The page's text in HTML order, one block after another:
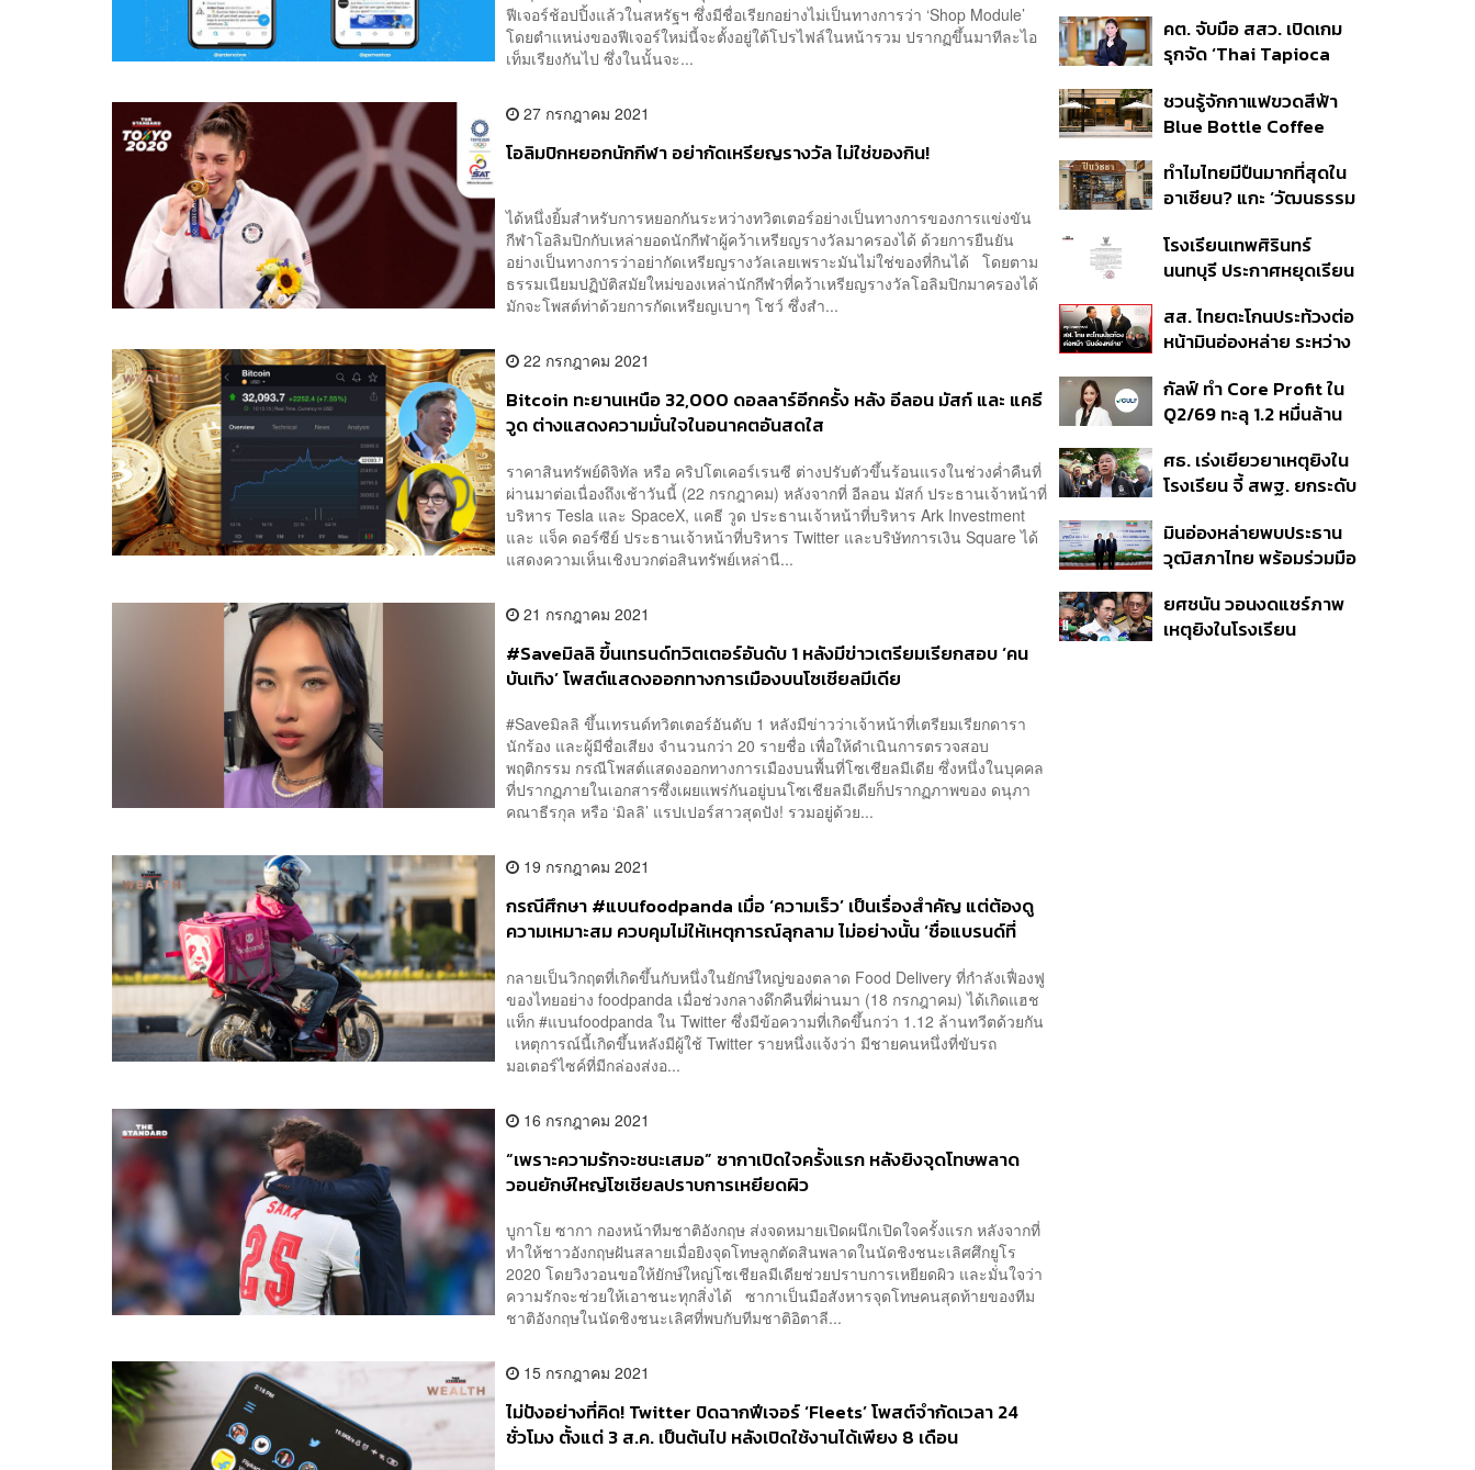
ฟีเจอร์ช้อปปิ้งแล้วในสหรัฐฯ ซึ่งมีชื่อเรียกอย่างไม่เป็นทางการว่า ‘Shop Module’
โดยตำแหน่งของฟีเจอร์ใหม่นี้จะตั้งอยู่ใต้โปรไฟล์ในหน้ารวม ปรากฏขึ้นมาทีละไอ
เท็มเรียงกันไป ซึ่งในนั้นจะ...
27 กรกฎาคม 2021
โอลิมปิกหยอกนักกีฬา อย่ากัดเหรียญรางวัล ไม่ใช่ของกิน!
ได้หนึ่งยิ้มสำหรับการหยอกกันระหว่างทวิตเตอร์อย่างเป็นทางการของการแข่งขัน
กีฬาโอลิมปิกกับเหล่ายอดนักกีฬาผู้คว้าเหรียญรางวัลมาครองได้ ด้วยการยืนยัน
อย่างเป็นทางการว่าอย่ากัดเหรียญรางวัลเลยเพราะมันไม่ใช่ของที่กินได้ โดยตาม
ธรรมเนียมปฏิบัติสมัยใหม่ของเหล่านักกีฬาที่คว้าเหรียญรางวัลโอลิมปิกมาครองได้
มักจะโพสต์ท่าด้วยการกัดเหรียญเบาๆ โชว์ ซึ่งสำ...
22 กรกฎาคม 2021
Bitcoin ทะยานเหนือ 32,000 ดอลลาร์อีกครั้ง หลัง อีลอน มัสก์ และ แคธี
วูด ต่างแสดงความมั่นใจในอนาคตอันสดใส
ราคาสินทรัพย์ดิจิทัล หรือ คริปโตเคอร์เรนซี ต่างปรับตัวขึ้นร้อนแรงในช่วงค่ำคืนที่
ผ่านมาต่อเนื่องถึงเช้าวันนี้ (22 กรกฎาคม) หลังจากที่ อีลอน มัสก์ ประธานเจ้าหน้าที่
บริหาร Tesla และ SpaceX, แคธี วูด ประธานเจ้าหน้าที่บริหาร Ark Investment
และ แจ็ค ดอร์ซีย์ ประธานเจ้าหน้าที่บริหาร Twitter และบริษัทการเงิน Square ได้
แสดงความเห็นเชิงบวกต่อสินทรัพย์เหล่านี...
21 กรกฎาคม 2021
#Saveมิลลิ ขึ้นเทรนด์ทวิตเตอร์อันดับ 1 หลังมีข่าวเตรียมเรียกสอบ ‘คน
บันเทิง’ โพสต์แสดงออกทางการเมืองบนโซเชียลมีเดีย
#Saveมิลลิ ขึ้นเทรนด์ทวิตเตอร์อันดับ 1 หลังมีข่าวว่าเจ้าหน้าที่เตรียมเรียกดารา
นักร้อง และผู้มีชื่อเสียง จำนวนกว่า 20 รายชื่อ เพื่อให้ดำเนินการตรวจสอบ
พฤติกรรม กรณีโพสต์แสดงออกทางการเมืองบนพื้นที่โซเชียลมีเดีย ซึ่งหนึ่งในบุคคล
ที่ปรากฏภายในเอกสารซึ่งเผยแพร่กันอยู่บนโซเชียลมีเดียก็ปรากฏภาพของ ดนุภา
คณาธีรกุล หรือ ‘มิลลิ’ แรปเปอร์สาวสุดปัง! รวมอยู่ด้วย...
19 กรกฎาคม 2021
กรณีศึกษา #แบนfoodpanda เมื่อ ‘ความเร็ว’ เป็นเรื่องสำคัญ แต่ต้องดู
ความเหมาะสม ควบคุมไม่ให้เหตุการณ์ลุกลาม ไม่อย่างนั้น ‘ชื่อแบรนด์ที่
กลายเป็นวิกฤตที่เกิดขึ้นกับหนึ่งในยักษ์ใหญ่ของตลาด Food Delivery ที่กำลังเฟื่องฟู
ของไทยอย่าง foodpanda เมื่อช่วงกลางดึกคืนที่ผ่านมา (18 กรกฎาคม) ได้เกิดแฮช
แท็ก #แบนfoodpanda ใน Twitter ซึ่งมีข้อความที่เกิดขึ้นกว่า 1.12 ล้านทวีตด้วยกัน
เหตุการณ์นี้เกิดขึ้นหลังมีผู้ใช้ Twitter รายหนึ่งแจ้งว่า มีชายคนหนึ่งที่ขับรถ
มอเตอร์ไซค์ที่มีกล่องส่งอ...
16 กรกฎาคม 2021
“เพราะความรักจะชนะเสมอ” ซากาเปิดใจครั้งแรก หลังยิงจุดโทษพลาด
วอนยักษ์ใหญ่โซเชียลปราบการเหยียดผิว
บูกาโย ซากา กองหน้าทีมชาติอังกฤษ ส่งจดหมายเปิดผนึกเปิดใจครั้งแรก หลังจากที่
ทำให้ชาวอังกฤษฝันสลายเมื่อยิงจุดโทษลูกตัดสินพลาดในนัดชิงชนะเลิศศึกยูโร
2020 โดยวิงวอนขอให้ยักษ์ใหญ่โซเชียลมีเดียช่วยปราบการเหยียดผิว และมั่นใจว่า
ความรักจะช่วยให้เอาชนะทุกสิ่งได้ ซากาเป็นมือสังหารจุดโทษคนสุดท้ายของทีม
ชาติอังกฤษในนัดชิงชนะเลิศที่พบกับทีมชาติอิตาลี...
15 กรกฎาคม 2021
ไม่ปังอย่างที่คิด! Twitter ปิดฉากฟีเจอร์ ‘Fleets’ โพสต์จำกัดเวลา 24
ชั่วโมง ตั้งแต่ 3 ส.ค. เป็นต้นไป หลังเปิดใช้งานได้เพียง 8 เดือน
นนทบุรี ชี้โรงเรียนควรเป็น
พื้นที่ปลอดภัย
คต. จับมือ สสว. เปิดเกม
รุกจัด ‘Thai Tapioca
แข็งแกร่ง ยกระดับความ
เชื่อมั่นมันสำปะหลังไทยใน
ชวนรู้จักกาแฟขวดสีฟ้า
Blue Bottle Coffee
และมีอะไรน่าสนใจบ้าง?
ทำไมไทยมีปืนมากที่สุดใน
อาเซียน? แกะ ‘วัฒนธรรม
โหว่ และปืนเถื่อนเข้าถึงง่าย
โรงเรียนเทพศิรินทร์
นนทบุรี ประกาศหยุดเรียน
หลังเกิดเหตุฉุกเฉินภายใน
สถานศึกษา
สส. ไทยตะโกนประท้วงต่อ
หน้ามินอ่องหล่าย ระหว่าง
เป็น ‘จุดตกต่ำ’ ของ
ยุทธศาสตร์การทูตไทย
กัลฟ์ ทำ Core Profit ใน
Q2/69 ทะลุ 1.2 หมื่นล้าน
ประวัติการณ์ ตั้งเป้าราย
ได้-EBITDA ปี 69 โต 12-
PPA-โซลาร์ฟาร์มชุมชน
ศธ. เร่งเยียวยาเหตุยิงใน
โรงเรียน จี้ สพฐ. ยกระดับ
ผบ.ตร. สั่งเช็กประวัติผู้ก่อ
เหตุ หลังพบยิงจุดตาย
มินอ่องหล่ายพบประธาน
วุฒิสภาไทย พร้อมร่วมมือ
ข้ามแดน-สารพิษในแม่น้ำ
ยศชนัน วอนงดแชร์ภาพ
เหตุยิงในโรงเรียน